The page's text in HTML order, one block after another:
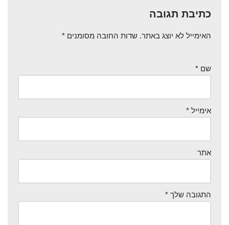
כתיבת תגובה
האימייל לא יוצג באתר. שדות החובה מסומנים *
שם *
אימייל *
אתר
התגובה שלך *